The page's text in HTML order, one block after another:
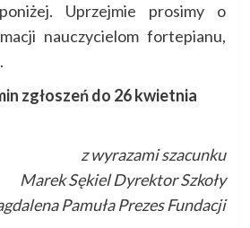
Uprzejmie prosimy o
nauczycielom fortepianu,
zgłoszeń do 26 kwietnia
z wyrazami szacunku
Marek Sękiel Dyrektor Szkoły
Pamuła Prezes Fundacji